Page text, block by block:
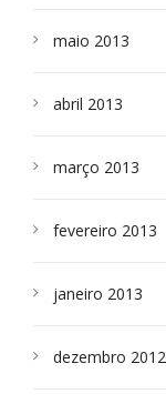
maio 2013
abril 2013
março 2013
fevereiro 2013
janeiro 2013
dezembro 2012